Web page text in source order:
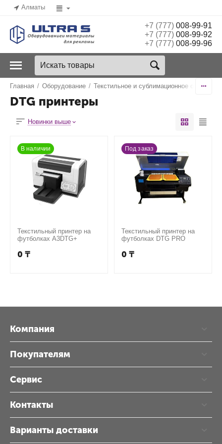
Алматы
+7 (777)008-99-91
+7 (777)008-99-92
+7 (777)008-99-96
Главная / Оборудование / Текстильное и сублимационное
DTG принтеры
Новинки выше
В наличии
Текстильный принтер на
футболках A3DTG+
0 ₸
Под заказ
Текстильный принтер на
футболках DTG PRO
0 ₸
Компания
Покупателям
Сервис
Контакты
Варианты доставки